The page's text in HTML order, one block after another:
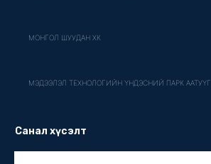
МОНГОЛ ШУУДАН ХК
МЭДЭЭЛЭЛ ТЕХНОЛОГИЙН ҮНДЭСНИЙ ПАРК ААТУҮГ
Санал хүсэлт